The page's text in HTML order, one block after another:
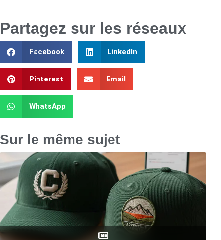
Partagez sur les réseaux
Facebook LinkedIn
Pinterest Email
WhatsApp
Sur le même sujet